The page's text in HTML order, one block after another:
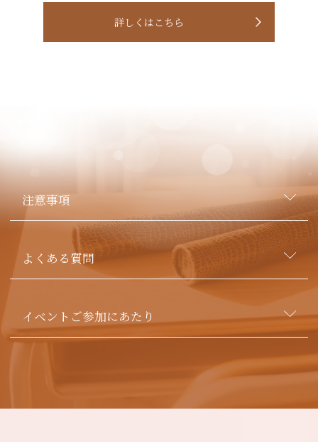
詳しくはこちら
注意事項
よくある質問
イベントご参加にあたり